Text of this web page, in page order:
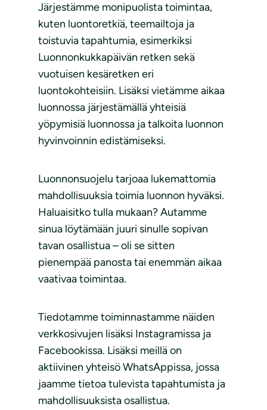
Järjestämme monipuolista toimintaa,
kuten luontoretkiä, teemailtoja ja
toistuvia tapahtumia, esimerkiksi
Luonnonkukkapäivän retken sekä
vuotuisen kesäretken eri
luontokohteisiin. Lisäksi vietämme aikaa
luonnossa järjestämällä yhteisiä
yöpymisiä luonnossa ja talkoita luonnon
hyvinvoinnin edistämiseksi.
Luonnonsuojelu tarjoaa lukemattomia
mahdollisuuksia toimia luonnon hyväksi.
Haluaisitko tulla mukaan? Autamme
sinua löytämään juuri sinulle sopivan
tavan osallistua – oli se sitten
pienempää panosta tai enemmän aikaa
vaativaa toimintaa.
Tiedotamme toiminnastamme näiden
verkkosivujen lisäksi Instagramissa ja
Facebookissa. Lisäksi meillä on
aktiivinen yhteisö WhatsAppissa, jossa
jaamme tietoa tulevista tapahtumista ja
mahdollisuuksista osallistua.